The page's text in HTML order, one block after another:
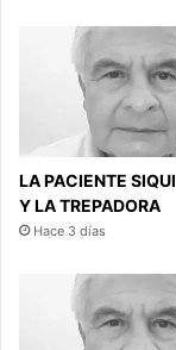
LA PACIENTE
Y LA TREPADORA
Hace 3 días